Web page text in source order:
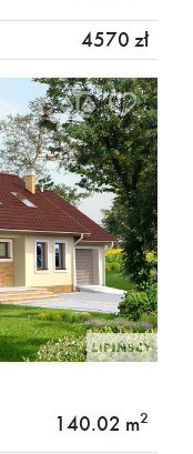
4570 zł
140.02 m2